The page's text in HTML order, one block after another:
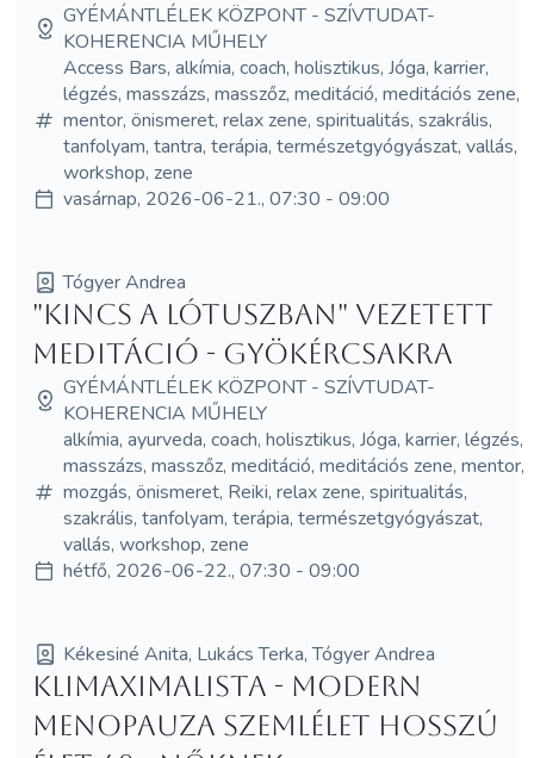
GYÉMÁNTLÉLEK KÖZPONT - SZÍVTUDAT-
KOHERENCIA MŰHELY
Access Bars, alkímia, coach, holisztikus, Jóga, karrier,
légzés, masszázs, masszőz, meditáció, meditációs zene,
mentor, önismeret, relax zene, spiritualitás, szakrális,
tanfolyam, tantra, terápia, természetgyógyászat, vallás,
workshop, zene
vasárnap, 2026-06-21., 07:30 - 09:00
Tógyer Andrea
"Kincs a Lótuszban" vezetett
meditáció - Gyökércsakra
GYÉMÁNTLÉLEK KÖZPONT - SZÍVTUDAT-
KOHERENCIA MŰHELY
alkímia, ayurveda, coach, holisztikus, Jóga, karrier, légzés,
masszázs, masszőz, meditáció, meditációs zene, mentor,
mozgás, önismeret, Reiki, relax zene, spiritualitás,
szakrális, tanfolyam, terápia, természetgyógyászat,
vallás, workshop, zene
hétfő, 2026-06-22., 07:30 - 09:00
Kékesiné Anita, Lukács Terka, Tógyer Andrea
Klimaximalista - MODERN
MENOPAUZA SZEMLÉLET Hosszú